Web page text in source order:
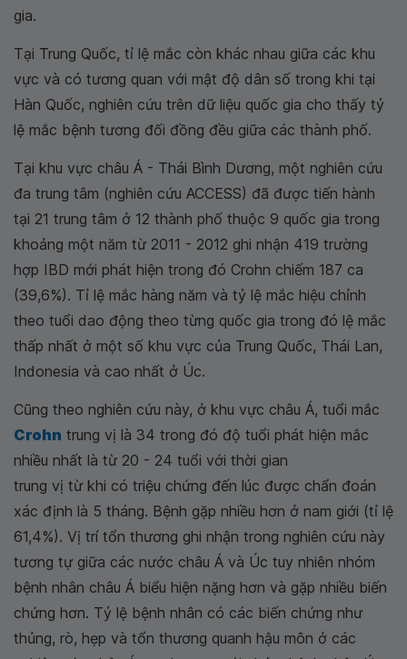
gia.
Tại Trung Quốc, tỉ lệ mắc còn khác nhau giữa các khu
vực và có tương quan với mật độ dân số trong khi tại
Hàn Quốc, nghiên cứu trên dữ liệu quốc gia cho thấy tỷ
lệ mắc bệnh tương đối đồng đều giữa các thành phố.
Tại khu vực châu Á - Thái Bình Dương, một nghiên cứu
đa trung tâm (nghiên cứu ACCESS) đã được tiến hành
tại 21 trung tâm ở 12 thành phố thuộc 9 quốc gia trong
khoảng một năm từ 2011 - 2012 ghi nhận 419 trường
hợp IBD mới phát hiện trong đó Crohn chiếm 187 ca
(39,6%). Tỉ lệ mắc hàng năm và tỷ lệ mắc hiệu chỉnh
theo tuổi dao động theo từng quốc gia trong đó lệ mắc
thấp nhất ở một số khu vực của Trung Quốc, Thái Lan,
Indonesia và cao nhất ở Úc.
Cũng theo nghiên cứu này, ở khu vực châu Á, tuổi mắc
Crohn trung vị là 34 trong đó độ tuổi phát hiện mắc
nhiều nhất là từ 20 - 24 tuổi với thời gian
trung vị từ khi có triệu chứng đến lúc được chẩn đoán
xác định là 5 tháng. Bệnh gặp nhiều hơn ở nam giới (tỉ lệ
61,4%). Vị trí tổn thương ghi nhận trong nghiên cứu này
tương tự giữa các nước châu Á và Úc tuy nhiên nhóm
bệnh nhân châu Á biểu hiện nặng hơn và gặp nhiều biến
chứng hơn. Tỷ lệ bệnh nhân có các biến chứng như
thủng, rò, hẹp và tổn thương quanh hậu môn ở các